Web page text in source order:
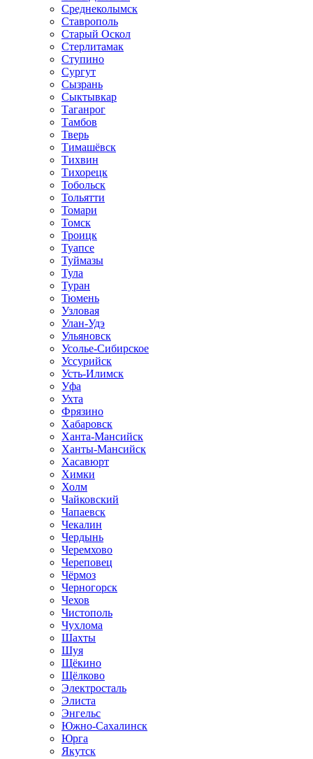
Среднеколымск
Ставрополь
Старый Оскол
Стерлитамак
Ступино
Сургут
Сызрань
Сыктывкар
Таганрог
Тамбов
Тверь
Тимашёвск
Тихвин
Тихорецк
Тобольск
Тольятти
Томари
Томск
Троицк
Туапсе
Туймазы
Тула
Туран
Тюмень
Узловая
Улан-Удэ
Ульяновск
Усолье-Сибирское
Уссурийск
Усть-Илимск
Уфа
Ухта
Фрязино
Хабаровск
Ханта-Мансийск
Ханты-Мансийск
Хасавюрт
Химки
Холм
Чайковский
Чапаевск
Чекалин
Чердынь
Черемхово
Череповец
Чёрмоз
Черногорск
Чехов
Чистополь
Чухлома
Шахты
Шуя
Щёкино
Щёлково
Электросталь
Элиста
Энгельс
Южно-Сахалинск
Юрга
Якутск